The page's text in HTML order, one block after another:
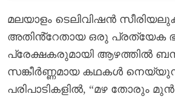
മലയാളം ടെലിവിഷൻ
അതിൻ്റേതായ ഒരു പ്രത്യേക
പ്രേക്ഷകരുമായി ആഴത്തിൽ
സങ്കീർണ്ണമായ കഥകൾ
പരിപാടികളിൽ, “മഴ തോരും